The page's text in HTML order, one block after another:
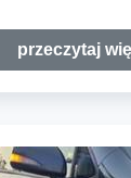
przeczytaj